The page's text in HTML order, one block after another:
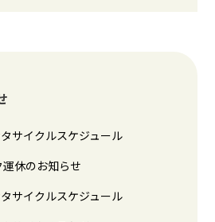
サイクルスケジュール
休のお知らせ
サイクルスケジュール